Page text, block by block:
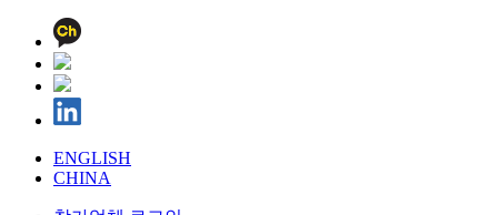
ENGLISH
CHINA